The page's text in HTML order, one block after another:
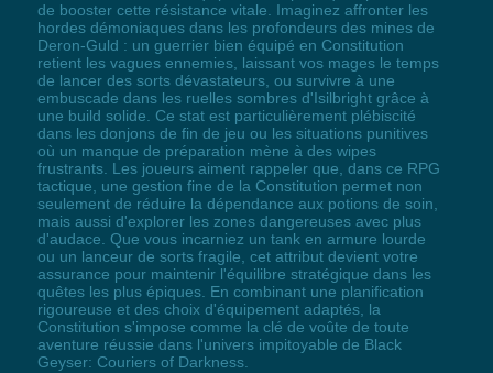
de booster cette résistance vitale. Imaginez affronter les
hordes démoniaques dans les profondeurs des mines de
Deron-Guld : un guerrier bien équipé en Constitution
retient les vagues ennemies, laissant vos mages le temps
de lancer des sorts dévastateurs, ou survivre à une
embuscade dans les ruelles sombres d'Isilbright grâce à
une build solide. Ce stat est particulièrement plébiscité
dans les donjons de fin de jeu ou les situations punitives
où un manque de préparation mène à des wipes
frustrants. Les joueurs aiment rappeler que, dans ce RPG
tactique, une gestion fine de la Constitution permet non
seulement de réduire la dépendance aux potions de soin,
mais aussi d'explorer les zones dangereuses avec plus
d'audace. Que vous incarniez un tank en armure lourde
ou un lanceur de sorts fragile, cet attribut devient votre
assurance pour maintenir l'équilibre stratégique dans les
quêtes les plus épiques. En combinant une planification
rigoureuse et des choix d'équipement adaptés, la
Constitution s'impose comme la clé de voûte de toute
aventure réussie dans l'univers impitoyable de Black
Geyser: Couriers of Darkness.